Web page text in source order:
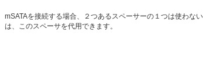
mSATAを接続する場合、２つあるスペーサーの１つは使わな
は、このスペーサを代用できます。